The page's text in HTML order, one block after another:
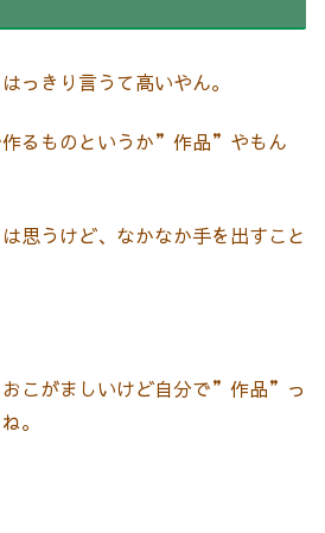
っきり言うて高いやん。
作るものというか”作品”やもん
思うけど、なかなか手を出すこと
こがましいけど自分で”作品”っ
。